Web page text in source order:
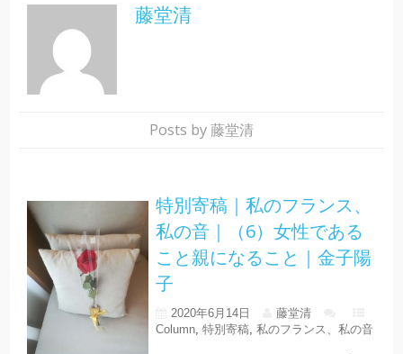
藤堂清
Posts by 藤堂清
特別寄稿｜私のフランス、
私の音｜（6）女性である
こと親になること｜金子陽
子
2020年6月14日
藤堂清
Column, 特別寄稿, 私のフランス、私の音